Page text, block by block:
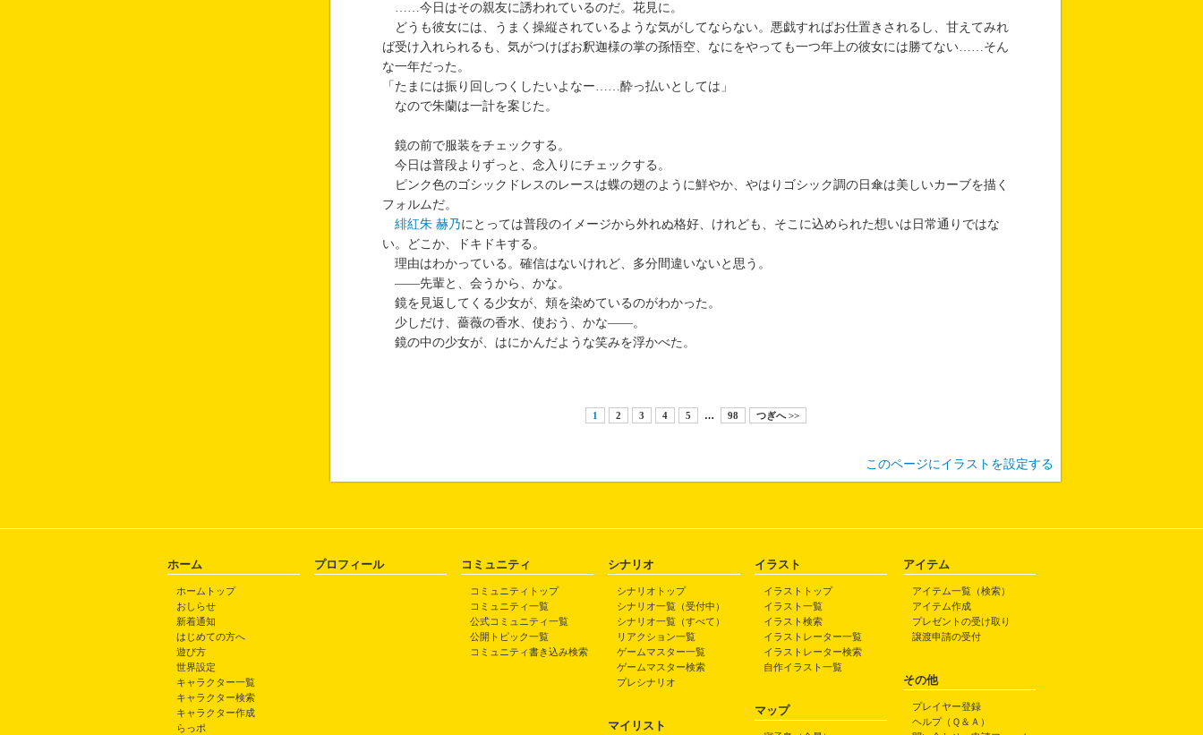
……今日はその親友に誘われているのだ。花見に。
どうも彼女には、うまく操縦されているような気がしてならない。悪戯すればお仕置きされるし、甘えてみれ
ば受け入れられるも、気がつけばお釈迦様の掌の孫悟空、なにをやっても一つ年上の彼女には勝てない……そん
な一年だった。
「たまには振り回しつくしたいよなー……酔っ払いとしては」
なので朱蘭は一計を案じた。
鏡の前で服装をチェックする。
今日は普段よりずっと、念入りにチェックする。
ピンク色のゴシックドレスのレースは蝶の翅のように鮮やか、やはりゴシック調の日傘は美しいカーブを描く
フォルムだ。
緋紅朱 赫乃にとっては普段のイメージから外れぬ格好、けれども、そこに込められた想いは日常通りではな
い。どこか、ドキドキする。
理由はわかっている。確信はないけれど、多分間違いないと思う。
――先輩と、会うから、かな。
鏡を見返してくる少女が、頬を染めているのがわかった。
少しだけ、薔薇の香水、使おう、かな――。
鏡の中の少女が、はにかんだような笑みを浮かべた。
1 2 3 4 5 … 98 つぎへ >>
このページにイラストを設定する
ホーム
ホームトップ
おしらせ
新着通知
はじめての方へ
遊び方
世界設定
キャラクター一覧
キャラクター検索
キャラクター作成
らっポ
プロフィール コミュニティ
コミュニティトップ
コミュニティ一覧
公式コミュニティ一覧
公開トピック一覧
コミュニティ書き込み検索
シナリオ
シナリオトップ
シナリオ一覧（受付中）
シナリオ一覧（すべて）
リアクション一覧
ゲームマスター一覧
ゲームマスター検索
プレシナリオ
マイリスト
イラスト
イラストトップ
イラスト一覧
イラスト検索
イラストレーター一覧
イラストレーター検索
自作イラスト一覧
マップ
アイテム
アイテム一覧（検索）
アイテム作成
プレゼントの受け取り
譲渡申請の受付
その他
プレイヤー登録
ヘルプ（Ｑ＆Ａ）